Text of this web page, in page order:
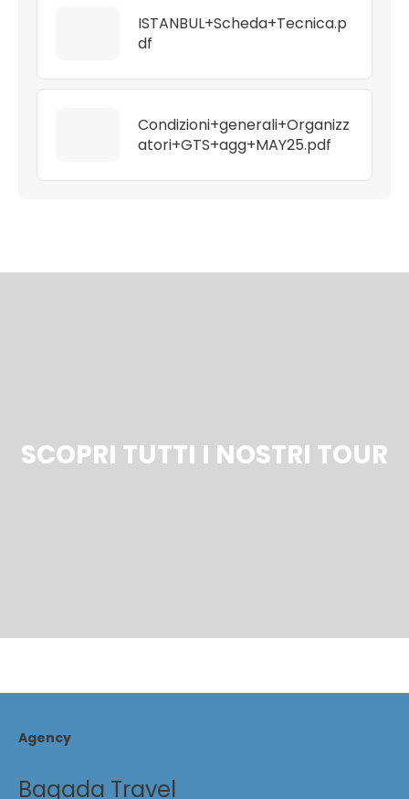
ISTANBUL+Scheda+Tecnica.p
df
Condizioni+generali+Organizz
atori+GTS+agg+MAY25.pdf
SCOPRI TUTTI I NOSTRI TOUR
Agency
Bagada Travel